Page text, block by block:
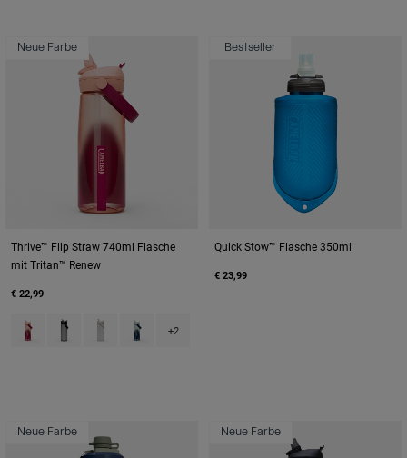
Neue Farbe
Thrive™ Flip Straw 740ml Flasche
mit Tritan™ Renew
€ 22,99
Product swatch type of Blush Dawn.
Product swatch type of Charcoal Grey.
Product swatch type of Clear.
Product swatch type of Deep Sea Dawn.
+2
Bestseller
Quick Stow™ Flasche 350ml
€ 23,99
Neue Farbe Neue Farbe